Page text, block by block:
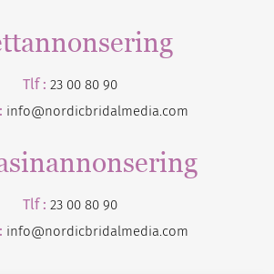
Tlf : 23 00 80 90
info@nordicbridalmedia.com
Tlf : 23 00 80 90
info@nordicbridalmedia.com